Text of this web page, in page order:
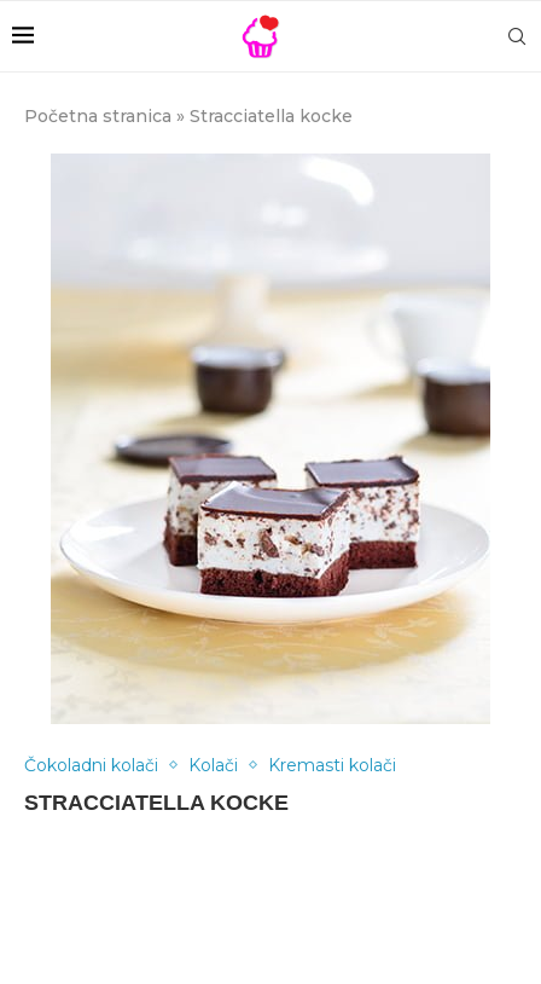
Početna stranica » Stracciatella kocke
Čokoladni kolači Kolači Kremasti kolači
STRACCIATELLA KOCKE